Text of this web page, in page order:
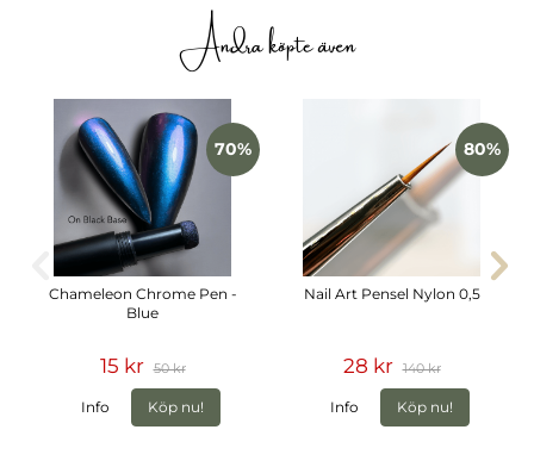
Andra köpte även
70%
Chameleon Chrome Pen -
Blue
15 kr 50 kr
Info Köp nu!
80%
Nail Art Pensel Nylon 0,5
28 kr 140 kr
Info Köp nu!